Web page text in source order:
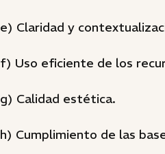
e) Claridad y
f) Uso eficiente de los
g) Calidad estética.
h) Cumplimiento de las